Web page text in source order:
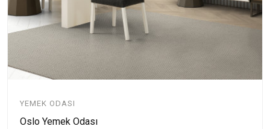
YEMEK ODASI
Oslo Yemek Odası